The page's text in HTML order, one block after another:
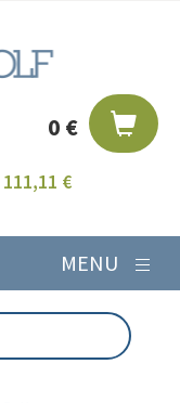
0 €
111,11 €
MENU